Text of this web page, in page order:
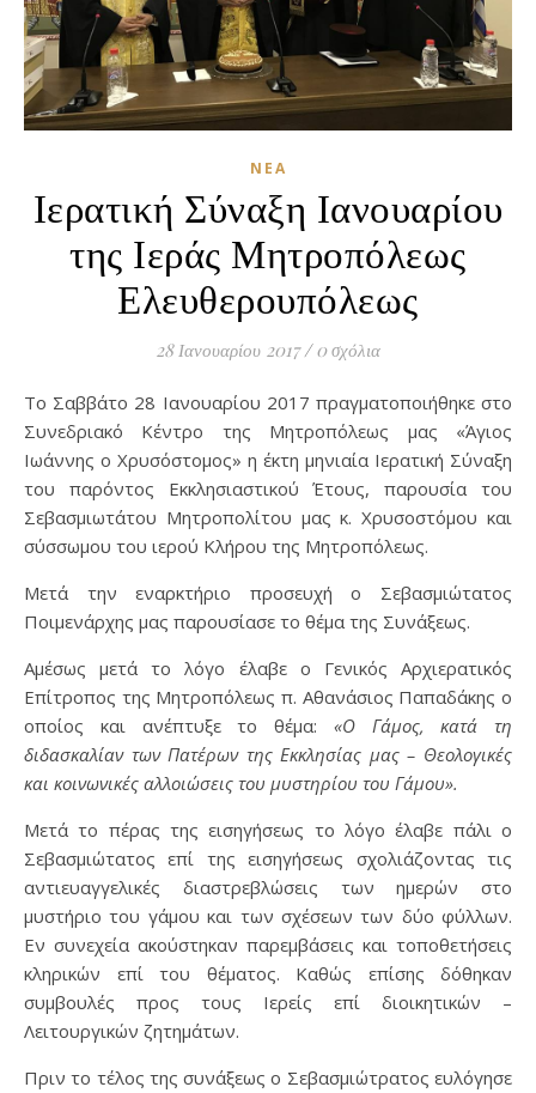
ΝΈΑ
Ιερατική Σύναξη Ιανουαρίου
της Ιεράς Μητροπόλεως
Ελευθερουπόλεως
28 Ιανουαρίου 2017 / 0 σχόλια
Το Σαββάτο 28 Ιανουαρίου 2017 πραγματοποιήθηκε στο
Συνεδριακό Κέντρο της Μητροπόλεως μας «Άγιος
Ιωάννης ο Χρυσόστομος» η έκτη μηνιαία Ιερατική Σύναξη
του παρόντος Εκκλησιαστικού Έτους, παρουσία του
Σεβασμιωτάτου Μητροπολίτου μας κ. Χρυσοστόμου και
σύσσωμου του ιερού Κλήρου της Μητροπόλεως.
Μετά την εναρκτήριο προσευχή ο Σεβασμιώτατος
Ποιμενάρχης μας παρουσίασε το θέμα της Συνάξεως.
Αμέσως μετά το λόγο έλαβε ο Γενικός Αρχιερατικός
Επίτροπος της Μητροπόλεως π. Αθανάσιος Παπαδάκης ο
οποίος και ανέπτυξε το θέμα: «Ο Γάμος, κατά τη
διδασκαλίαν των Πατέρων της Εκκλησίας μας – Θεολογικές
και κοινωνικές αλλοιώσεις του μυστηρίου του Γάμου».
Μετά το πέρας της εισηγήσεως το λόγο έλαβε πάλι ο
Σεβασμιώτατος επί της εισηγήσεως σχολιάζοντας τις
αντιευαγγελικές διαστρεβλώσεις των ημερών στο
μυστήριο του γάμου και των σχέσεων των δύο φύλλων.
Εν συνεχεία ακούστηκαν παρεμβάσεις και τοποθετήσεις
κληρικών επί του θέματος. Καθώς επίσης δόθηκαν
συμβουλές προς τους Ιερείς επί διοικητικών –
Λειτουργικών ζητημάτων.
Πριν το τέλος της συνάξεως ο Σεβασμιώτρατος ευλόγησε